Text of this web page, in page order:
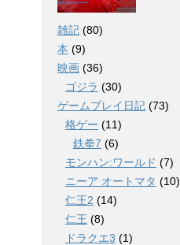
雑記 (80)
本 (9)
映画 (36)
ゴジラ (30)
ゲームプレイ日記 (73)
格ゲー (11)
鉄拳7 (6)
モンハン:ワールド (7)
ニーア オートマタ (10)
仁王2 (14)
仁王 (8)
ドラクエ3 (1)